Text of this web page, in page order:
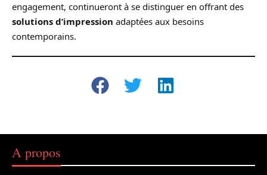
engagement, continueront à se distinguer en offrant des
solutions d’impression adaptées aux besoins
contemporains.
A propos